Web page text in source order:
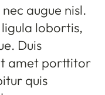
augue nisl.
lobortis,
Duis
amet porttitor
quis